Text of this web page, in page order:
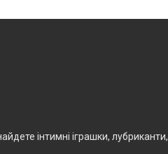
інтимні іграшки, лубриканти,